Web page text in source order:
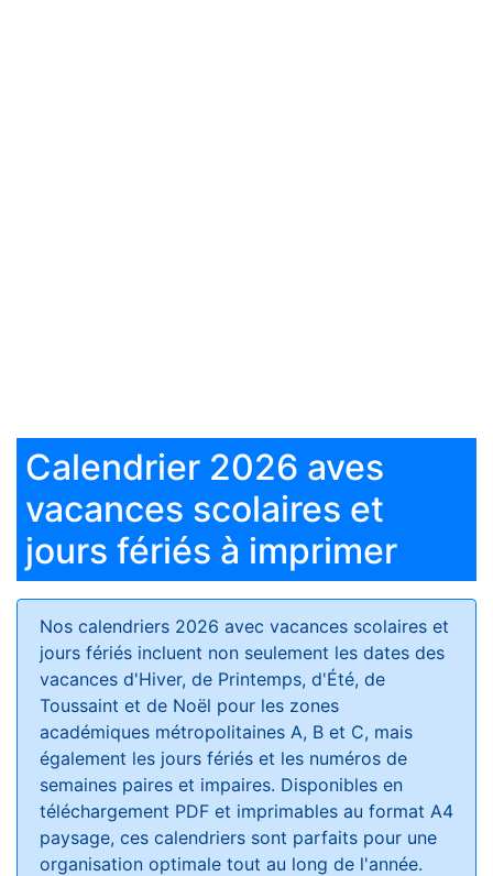
Calendrier 2026 aves
vacances scolaires et
jours fériés à imprimer
Nos calendriers 2026 avec vacances scolaires et
jours fériés incluent non seulement les dates des
vacances d'Hiver, de Printemps, d'Été, de
Toussaint et de Noël pour les zones
académiques métropolitaines A, B et C, mais
également les jours fériés et les numéros de
semaines paires et impaires. Disponibles en
téléchargement PDF et imprimables au format A4
paysage, ces calendriers sont parfaits pour une
organisation optimale tout au long de l'année.